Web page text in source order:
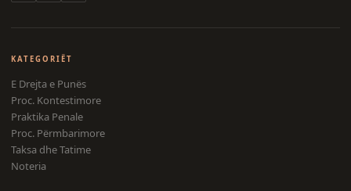
KATEGORIËT
E Drejta e Punës
Proc. Kontestimore
Praktika Penale
Proc. Përmbarimore
Taksa dhe Tatime
Noteria